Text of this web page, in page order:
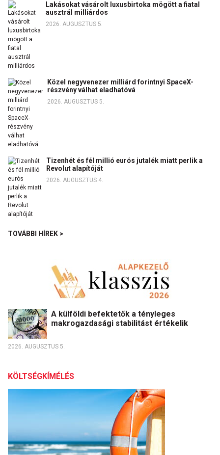
Lakásokat vásárolt luxusbirtoka mögött a fiatal
ausztrál milliárdos
2026. AUGUSZTUS 5.
Közel negyvenezer milliárd forintnyi SpaceX-
részvény válhat eladhatóvá
2026. AUGUSZTUS 5.
Tizenhét és fél millió eurós jutalék miatt perlik a
Revolut alapítóját
2026. AUGUSZTUS 4.
TOVÁBBI HÍREK >
A külföldi befektetők a tényleges
makrogazdasági stabilitást értékelik
2026. AUGUSZTUS 5.
KÖLTSÉGKÍMÉLÉS